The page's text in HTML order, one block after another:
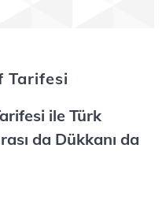
Tarifesi
ile Türk
da Dükkanı da